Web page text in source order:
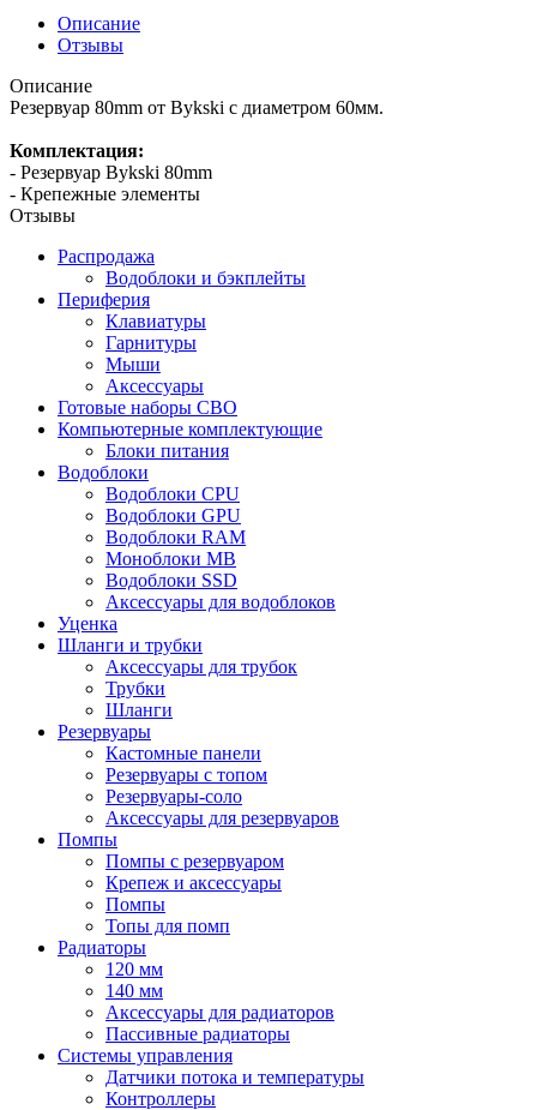
Описание
Отзывы
Описание
Резервуар 80mm от Bykski с диаметром 60мм.
Комплектация:
- Резервуар Bykski 80mm
- Крепежные элементы
Отзывы
Распродажа
Водоблоки и бэкплейты
Периферия
Клавиатуры
Гарнитуры
Мыши
Аксессуары
Готовые наборы СВО
Компьютерные комплектующие
Блоки питания
Водоблоки
Водоблоки CPU
Водоблоки GPU
Водоблоки RAM
Моноблоки MB
Водоблоки SSD
Аксессуары для водоблоков
Уценка
Шланги и трубки
Аксессуары для трубок
Трубки
Шланги
Резервуары
Кастомные панели
Резервуары с топом
Резервуары-соло
Аксессуары для резервуаров
Помпы
Помпы с резервуаром
Крепеж и аксессуары
Помпы
Топы для помп
Радиаторы
120 мм
140 мм
Аксессуары для радиаторов
Пассивные радиаторы
Системы управления
Датчики потока и температуры
Контроллеры